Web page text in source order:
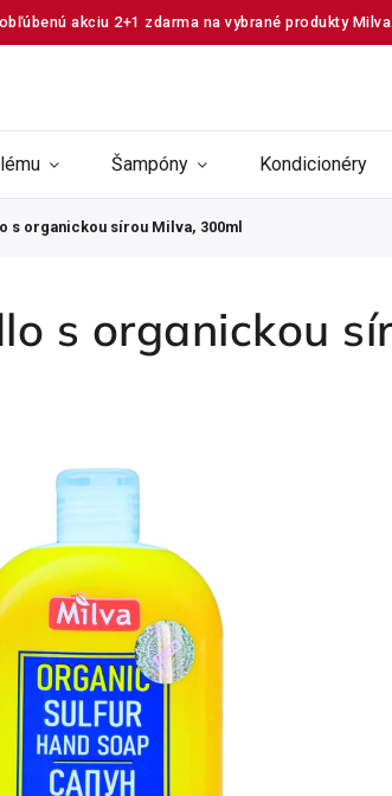
akciu 2+1 zdarma na vybrané produkty
Šampóny Kondicionéry
s organickou sírou Milva, 300ml
s organickou